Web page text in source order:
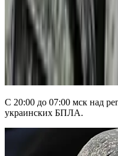
С 20:00 до 07:00 мск над
украинских БПЛА.